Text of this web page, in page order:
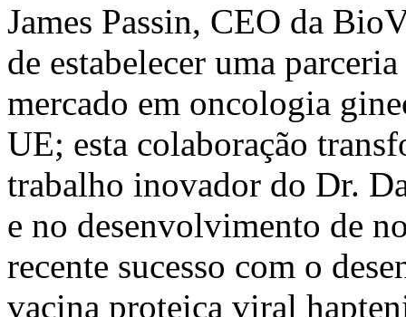
James Passin, CEO da
de estabelecer uma
mercado em oncologia
UE; esta colaboração
trabalho inovador do Dr.
e no desenvolvimento de
recente sucesso com o
vacina proteica viral